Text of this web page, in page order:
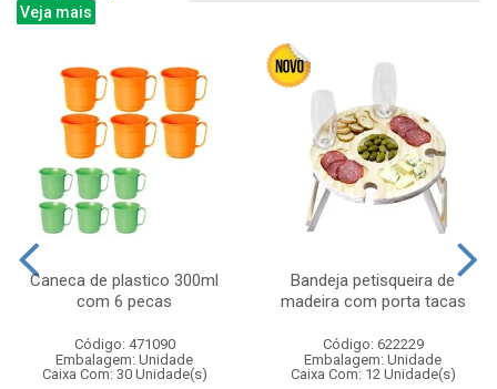
Veja mais
Caneca de plastico 300ml
com 6 pecas
Código: 471090
Embalagem: Unidade
Caixa Com: 30 Unidade(s)
Bandeja petisqueira de
madeira com porta tacas
Código: 622229
Embalagem: Unidade
Caixa Com: 12 Unidade(s)